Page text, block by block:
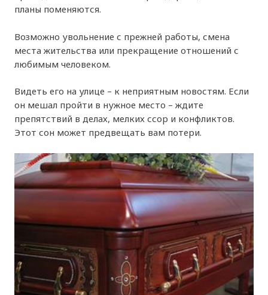
планы поменяются.
Возможно увольнение с прежней работы, смена
места жительства или прекращение отношений с
любимым человеком.
Видеть его на улице – к неприятным новостям. Если
он мешал пройти в нужное место – ждите
препятствий в делах, мелких ссор и конфликтов.
Этот сон может предвещать вам потери.